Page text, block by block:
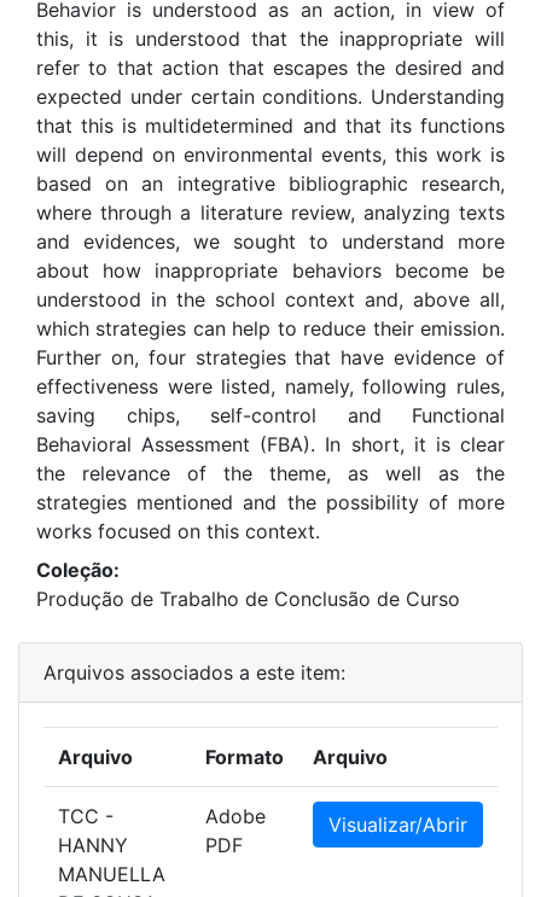
Behavior is understood as an action, in view of
this, it is understood that the inappropriate will
refer to that action that escapes the desired and
expected under certain conditions. Understanding
that this is multidetermined and that its functions
will depend on environmental events, this work is
based on an integrative bibliographic research,
where through a literature review, analyzing texts
and evidences, we sought to understand more
about how inappropriate behaviors become be
understood in the school context and, above all,
which strategies can help to reduce their emission.
Further on, four strategies that have evidence of
effectiveness were listed, namely, following rules,
saving chips, self-control and Functional
Behavioral Assessment (FBA). In short, it is clear
the relevance of the theme, as well as the
strategies mentioned and the possibility of more
works focused on this context.
Coleção:
Produção de Trabalho de Conclusão de Curso
Arquivos associados a este item:
Arquivo Formato Arquivo
TCC -
HANNY
MANUELLA
Adobe
PDF
Visualizar/Abrir